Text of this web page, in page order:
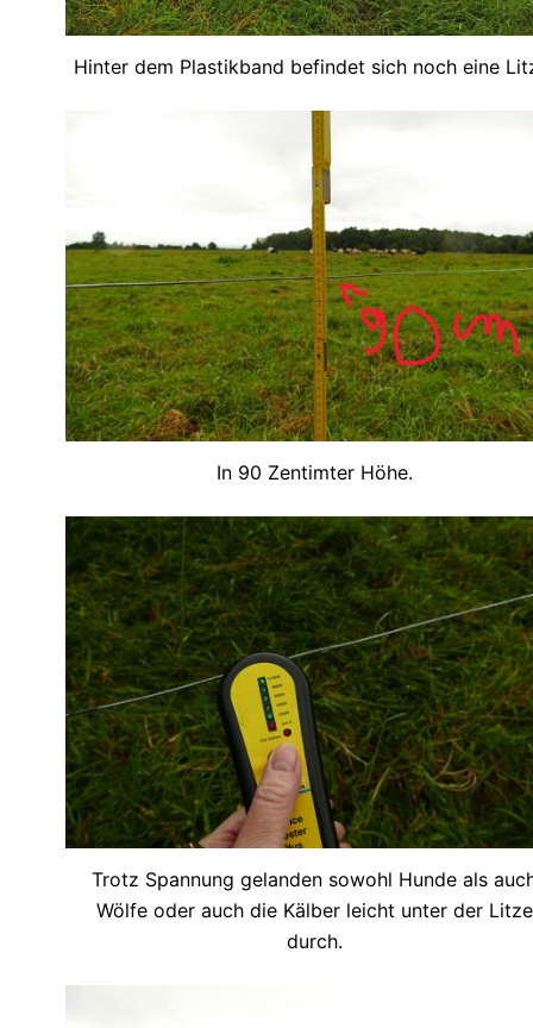
Hinter dem Plastikband befindet sich noch eine
In 90 Zentimter Höhe.
Trotz Spannung gelanden sowohl Hunde als
Wölfe oder auch die Kälber leicht unter der Litze
durch.